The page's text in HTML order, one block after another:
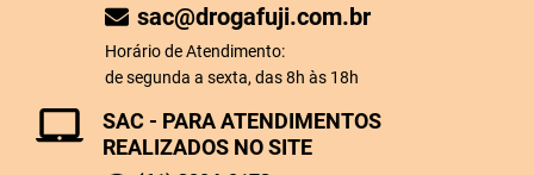
SAC - PARA ATENDIMENTOS
REALIZADOS NO SITE
sac@drogafuji.com.br
Horário de Atendimento:
de segunda a sexta, das 8h às 18h